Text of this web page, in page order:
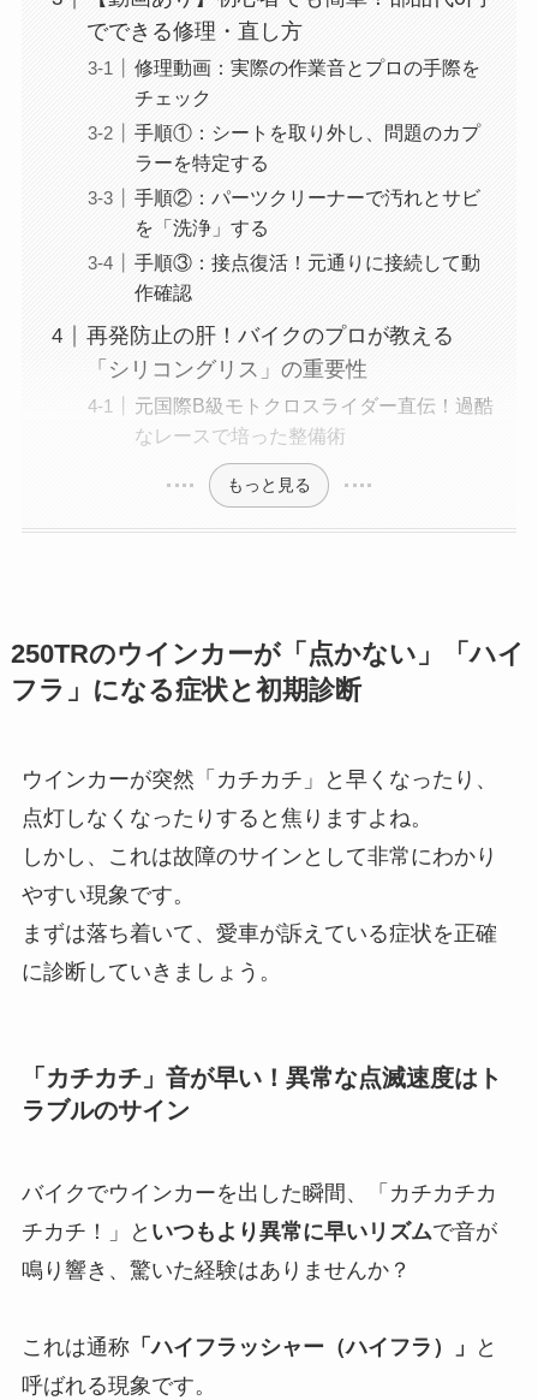
でできる修理・直し方
修理動画：実際の作業音とプロの手際を
チェック
手順①：シートを取り外し、問題のカプ
ラーを特定する
手順②：パーツクリーナーで汚れとサビ
を「洗浄」する
手順③：接点復活！元通りに接続して動
作確認
再発防止の肝！バイクのプロが教える
「シリコングリス」の重要性
元国際B級モトクロスライダー直伝！過酷
なレースで培った整備術
もっと見る
250TRのウインカーが「点かない」「ハイ
フラ」になる症状と初期診断
ウインカーが突然「カチカチ」と早くなったり、
点灯しなくなったりすると焦りますよね。
しかし、これは故障のサインとして非常にわかり
やすい現象です。
まずは落ち着いて、愛車が訴えている症状を正確
に診断していきましょう。
「カチカチ」音が早い！異常な点滅速度はト
ラブルのサイン
バイクでウインカーを出した瞬間、「カチカチカ
チカチ！」と いつもより異常に早いリズムで音が
鳴り響き、驚いた経験はありませんか？
これは通称「ハイフラッシャー（ハイフラ）」
と
呼ばれる現象です。